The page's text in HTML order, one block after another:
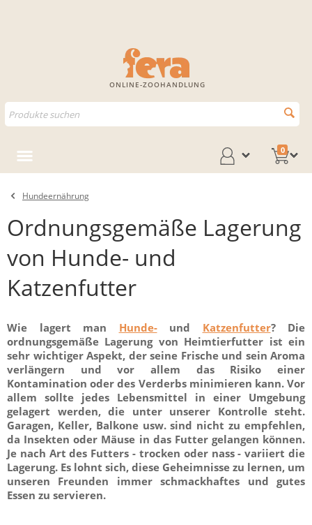
ONLINE-ZOOHANDLUNG
0
Hundeernährung
Ordnungsgemäße Lagerung
von Hunde- und
Katzenfutter
Wie lagert man Hunde-und Katzenfutter? Die
ordnungsgemäße Lagerung von Heimtierfutter ist ein
sehr wichtiger Aspekt, der seine Frische und sein Aroma
verlängern und vor allem das Risiko einer
Kontamination oder des Verderbs minimieren kann. Vor
allem sollte jedes Lebensmittel in einer Umgebung
gelagert werden, die unter unserer Kontrolle steht.
Garagen, Keller, Balkone usw. sind nicht zu empfehlen,
da Insekten oder Mäuse in das Futter gelangen können.
Je nach Art des Futters - trocken oder nass - variiert die
Lagerung. Es lohnt sich, diese Geheimnisse zu lernen, um
unseren Freunden immer schmackhaftes und gutes
Essen zu servieren.